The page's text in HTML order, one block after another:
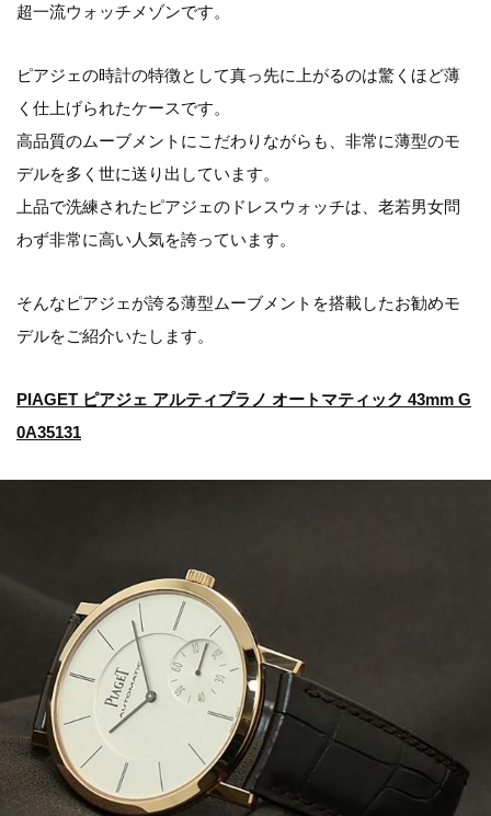
超一流ウォッチメゾンです。
ピアジェの時計の特徴として真っ先に上がるのは驚くほど薄
く仕上げられたケースです。
高品質のムーブメントにこだわりながらも、非常に薄型のモ
デルを多く世に送り出しています。
上品で洗練されたピアジェのドレスウォッチは、老若男女問
わず非常に高い人気を誇っています。
そんなピアジェが誇る薄型ムーブメントを搭載したお勧めモ
デルをご紹介いたします。
PIAGET ピアジェ アルティプラノ オートマティック 43mm G
0A35131